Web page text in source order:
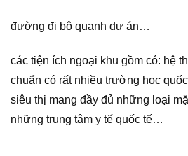
đường đi bộ quanh dự án…
các tiện ích ngoại khu gồm có: hệ
chuẩn có rất nhiều trường học
siêu thị mang đầy đủ những loại
những trung tâm y tế quốc tế…